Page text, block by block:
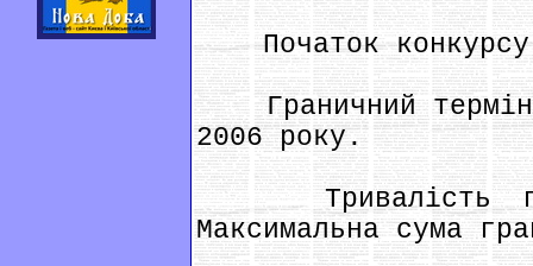
Початок
Граничний термін
2006 року.
Тривалість
Максимальна сума